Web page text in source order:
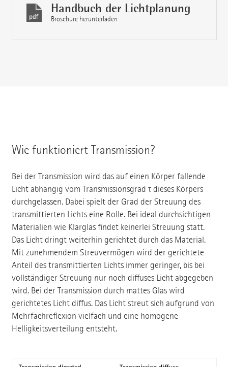
Handbuch der Lichtplanung
Broschüre herunterladen
Wie funktioniert Transmission?
Bei der Transmission wird das auf einen Körper fallende
Licht abhängig vom Transmissionsgrad τ dieses Körpers
durchgelassen. Dabei spielt der Grad der Streuung des
transmittierten Lichts eine Rolle. Bei ideal durchsichtigen
Materialien wie Klarglas findet keinerlei Streuung statt.
Das Licht dringt weiterhin gerichtet durch das Material.
Mit zunehmendem Streuvermögen wird der gerichtete
Anteil des transmittierten Lichts immer geringer, bis bei
vollständiger Streuung nur noch diffuses Licht abgegeben
wird. Bei der Transmission durch mattes Glas wird
gerichtetes Licht diffus. Das Licht streut sich aufgrund von
Mehrfachreflexion vielfach und eine homogene
Helligkeitsverteilung entsteht.